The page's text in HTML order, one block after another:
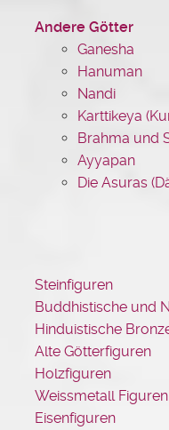
Andere Götter
Ganesha
Hanuman
Nandi
Karttikeya
Brahma und
Ayyapan
Die Asuras
Steinfiguren
Buddhistische und
Hinduistische
Alte Götterfiguren
Holzfiguren
Weissmetall Figuren
Eisenfiguren